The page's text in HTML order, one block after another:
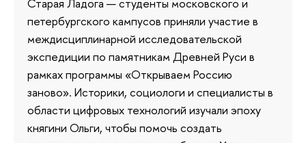
петербургского кампусов приняли участие в
междисциплинарной исследовательской
экспедиции по памятникам Древней Руси в
рамках программы «Открываем Россию
заново». Историки, социологи и специалисты в
области цифровых технологий изучали эпоху
княгини Ольги, чтобы помочь создать